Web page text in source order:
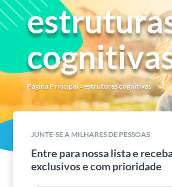
Página Principal» estruturas cognitivas
JUNTE-SE A MILHARES DE PESSOAS
Entre para nossa lista e
exclusivos e com prioridade